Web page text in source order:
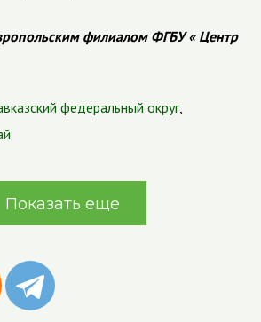
филиалом ФГБУ « Центр
федеральный округ,
Показать еще